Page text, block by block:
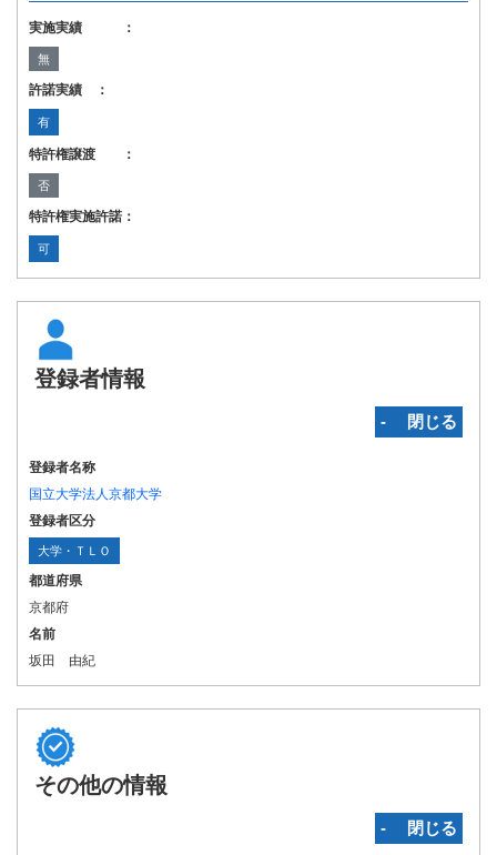
実施実績 ：
無
許諾実績 ：
有
特許権譲渡 ：
否
特許権実施許諾：
可
登録者情報
‐ 閉じる
登録者名称
国立大学法人京都大学
登録者区分
大学・ＴＬＯ
都道府県
京都府
名前
坂田 由紀
その他の情報
‐ 閉じる